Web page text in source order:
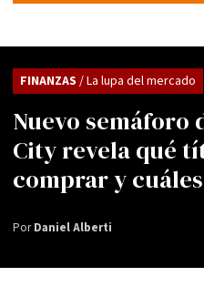
Nuevo semáforo
City revela qué
comprar y
FINANZAS / La lupa del mercado
PorDaniel Alberti